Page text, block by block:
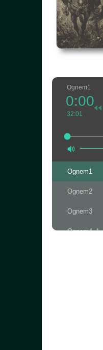
Ognem1
0:00
32:01
Ognem1
Ognem2
Ognem3
Ognem4_1